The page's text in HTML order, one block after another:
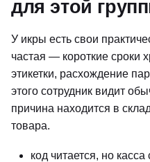
для этой
У икры есть свои
частая — короткие сроки
этикетки, расхождение
этого сотрудник видит
причина находится в
товара.
код читается, но